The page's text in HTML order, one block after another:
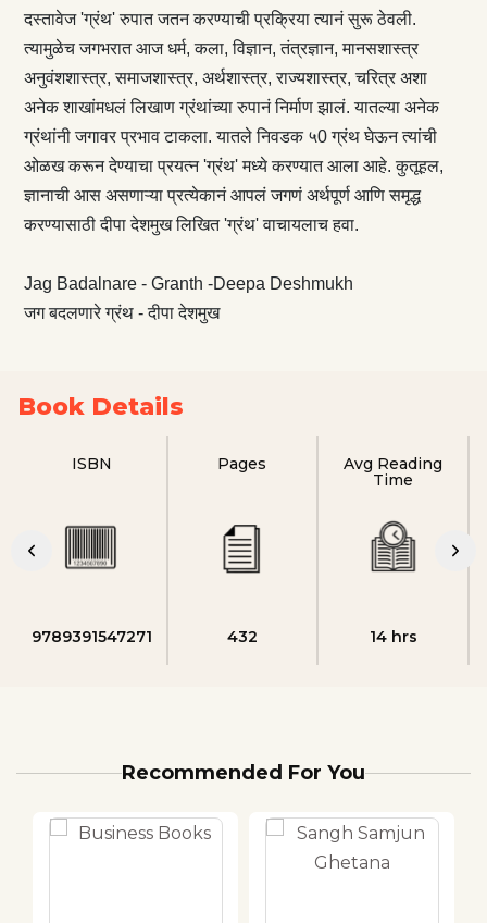
दस्तावेज 'ग्रंथ' रुपात जतन करण्याची प्रक्रिया त्यानं सुरू ठेवली.
त्यामुळेच जगभरात आज धर्म, कला, विज्ञान, तंत्रज्ञान, मानसशास्त्र
अनुवंशशास्त्र, समाजशास्त्र, अर्थशास्त्र, राज्यशास्त्र, चरित्र अशा
अनेक शाखांमधलं लिखाण ग्रंथांच्या रुपानं निर्माण झालं. यातल्या अनेक
ग्रंथांनी जगावर प्रभाव टाकला. यातले निवडक ५0 ग्रंथ घेऊन त्यांची
ओळख करून देण्याचा प्रयत्न 'ग्रंथ' मध्ये करण्यात आला आहे. कुतूहल,
ज्ञानाची आस असणाऱ्या प्रत्येकानं आपलं जगणं अर्थपूर्ण आणि समृद्ध
करण्यासाठी दीपा देशमुख लिखित 'ग्रंथ' वाचायलाच हवा.
Jag Badalnare - Granth -Deepa Deshmukh
जग बदलणारे ग्रंथ - दीपा देशमुख
Book Details
ISBN
9789391547271
Pages
432
Avg Reading
Time
14 hrs
Recommended For You